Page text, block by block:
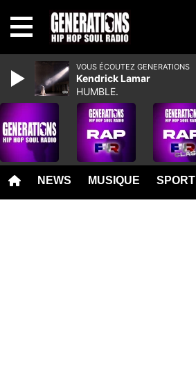
NEWS MUSIQUE SPORT
VOUS ÉCOUTEZ GENERATIONS
Kendrick Lamar
HUMBLE.